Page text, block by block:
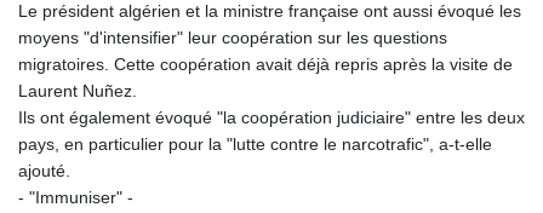
Le président algérien et la ministre française ont aussi évoqué les
moyens "d'intensifier" leur coopération sur les questions
migratoires. Cette coopération avait déjà repris après la visite de
Laurent Nuñez.
Ils ont également évoqué "la coopération judiciaire" entre les deux
pays, en particulier pour la "lutte contre le narcotrafic", a-t-elle
ajouté.
- "Immuniser" -